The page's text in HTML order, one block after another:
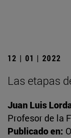
12 | 01 | 2022
Las etapas
Juan Luis
Profesor de la
Publicado en: